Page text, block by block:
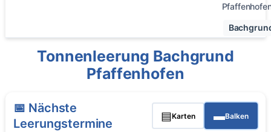
Tonnenleerung Bachgrund
Pfaffenhofen
📅 Nächste
Leerungstermine
▤Karten ▬Balken